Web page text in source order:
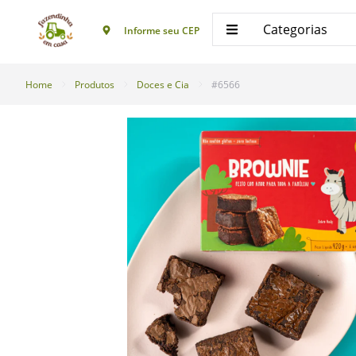
Informe seu CEP Categorias
Home Produtos Doces e Cia #6566